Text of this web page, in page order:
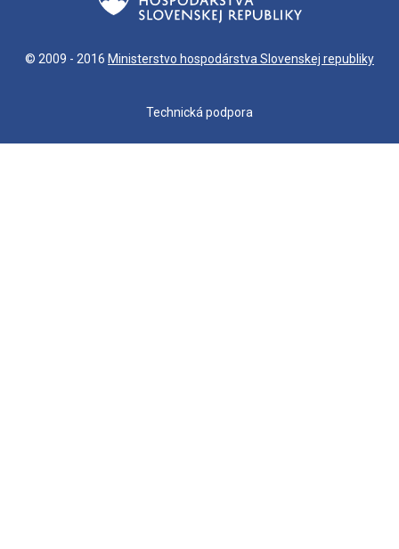
© 2009 - 2016 Ministerstvo hospodárstva Slovenskej republiky
Technická podpora